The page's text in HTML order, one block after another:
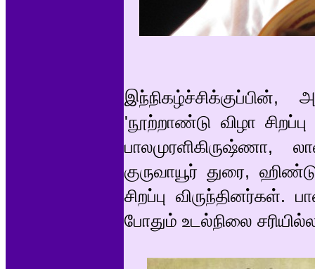
'நூற்றாண்டு விழா
பாலமுரளிகிருஷ்ணா,
குருவாயூர் துரை,
சிறப்பு விருந்தினர்கள்.
போதும் உடல்நிலை